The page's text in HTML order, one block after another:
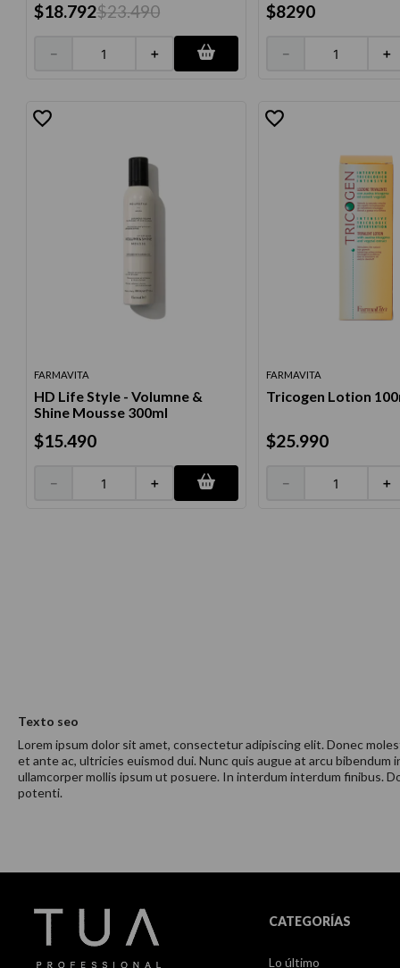
$18.792$23.490
＋
－
$8290
＋
－
FARMAVITA
HD Life Style - Volumne &
Shine Mousse 300ml
$15.490
＋
－
FARMAVITA
Tricogen Lotion
$25.990
＋
－
Texto seo
Lorem ipsum dolor sit amet, consectetur adipiscing elit. Donec
et ante ac, ultricies euismod dui. Nunc quis augue at arcu
ullamcorper mollis ipsum ut posuere. In interdum interdum finibus.
potenti.
CATEGORÍAS
Lo último